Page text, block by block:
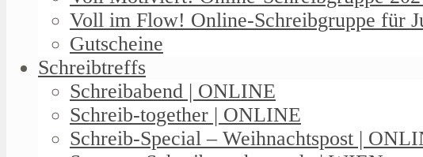
Voll im Flow! Online-Schreibgruppe für
Gutscheine
Schreibtreffs
Schreibabend | ONLINE
Schreib-together | ONLINE
Schreib-Special – Weihnachtspost |